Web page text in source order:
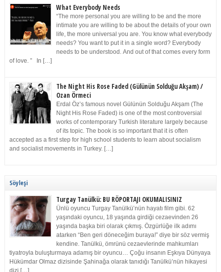
What Everybody Needs
“The more personal you are willing to be and the more
intimate you are willing to be about the details of your own
life, the more universal you are. You know what everybody
needs? You want to put it in a single word? Everybody
needs to be understood. And out of that comes every form
of love. ” In […]
The Night His Rose Faded (Gülünün Solduğu Akşam) /
Ozan Örmeci
Erdal Öz’s famous novel Gülünün Solduğu Akşam (The
Night His Rose Faded) is one of the most controversial
works of contemporary Turkish literature largely because
of its topic. The book is so important that it is often
accepted as a first step for high school students to learn about socialism
and socialist movements in Turkey. […]
Söyleşi
Turgay Tanülkü: BU RÖPORTAJI OKUMALISINIZ
Ünlü oyuncu Turgay Tanülkü’nün hayatı film gibi. 62
yaşındaki oyuncu, 18 yaşında girdiği cezaevinden 26
yaşında başka biri olarak çıkmış. Özgürlüğe ilk adımı
atarken “Ben geri döneceğim buraya!” diye bir söz vermiş
kendine. Tanülkü, ömrünü cezaevlerinde mahkumları
tiyatroyla buluşturmaya adamış bir oyuncu… Çoğu insanın Eşkıya Dünyaya
Hükümdar Olmaz dizisinde Şahinağa olarak tanıdığı Tanülkü’nün hikayesi
dizi […]